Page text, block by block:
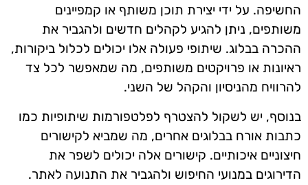
החשיפה. על ידי יצירת תוכן משותף או קמפיינים
משותפים, ניתן להגיע לקהלים חדשים ולהגביר את
ההכרה בבלוג. שיתופי פעולה אלו יכולים לכלול ביקורות,
ראיונות או פרויקטים משותפים, מה שמאפשר לכל צד
להרוויח מהניסיון והקהל של השני.
בנוסף, יש לשקול להצטרף לפלטפורמות שיתופיות כמו
כתבות אורח בבלוגים אחרים, מה שמביא לקישורים
חיצוניים איכותיים. קישורים אלה יכולים לשפר את
הדירוגים במנועי החיפוש ולהגביר את התנועה לאתר.